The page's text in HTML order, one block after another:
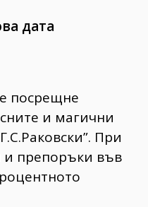
дата
посрещне
и магични
При
и препоръки във